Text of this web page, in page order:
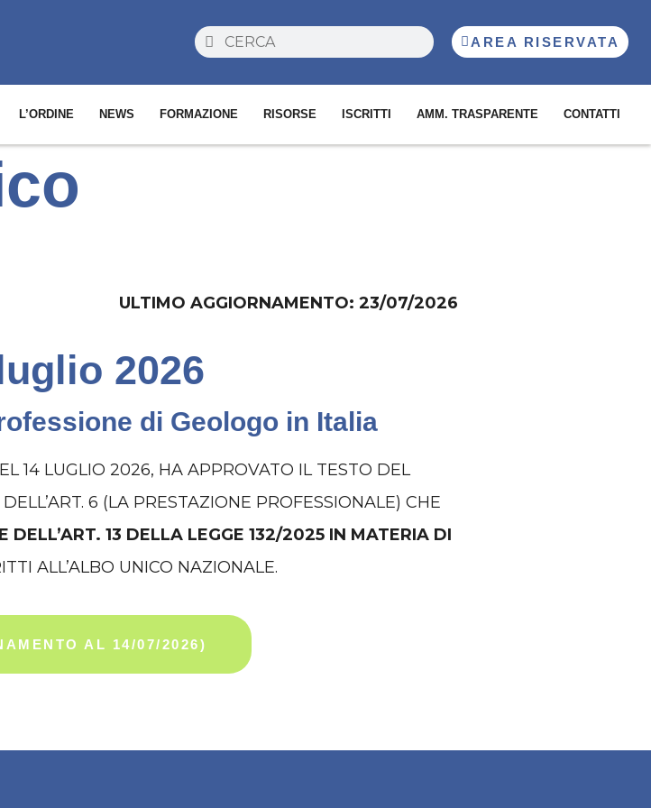
AREA RISERVATA
L’ORDINE NEWS FORMAZIONE RISORSE ISCRITTI AMM. TRASPARENTE CONTATTI
ULTIMO AGGIORNAMENTO: 23/07/2026
2026
di Geologo in Italia
14 LUGLIO 2026, HA APPROVATO IL TESTO DEL
6 (LA PRESTAZIONE PROFESSIONALE) CHE
DELL’ART. 13 DELLA LEGGE 132/2025 IN MATERIA DI
ALL’ALBO UNICO NAZIONALE.
AL 14/07/2026)